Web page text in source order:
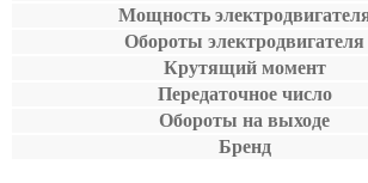
Мощность
Обороты электродвигателя
Крутящий момент
Передаточное число
Обороты на выходе
Бренд